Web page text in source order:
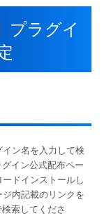
プラグイ
ン名を入力して検
イン公式配布ペー
ドインストールし
内記載のリンクを
検索してくださ